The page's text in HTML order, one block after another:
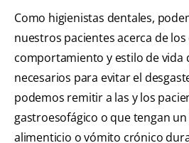
Como higienistas dentales,
nuestros pacientes acerca de
comportamiento y estilo de vida
necesarios para evitar el
podemos remitir a las y los
gastroesofágico o que tengan
alimenticio o vómito crónico